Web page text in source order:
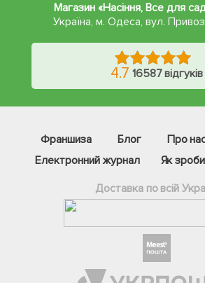
Магазин «Насіння, Все для
Україна, м. Одеса,вул.
4.7 16587 відгуків
Франшиза Блог Про
Електронний журнал
Як
Доставка по всій